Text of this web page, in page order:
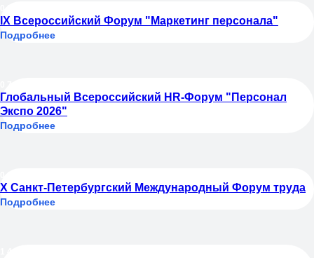
IX Всероссийский Форум "Маркетинг персонала"
Подробнее
Глобальный Всероссийский HR-Форум "Персонал
Экспо 2026"
Подробнее
Х Санкт-Петербургский Международный Форум труда
Подробнее